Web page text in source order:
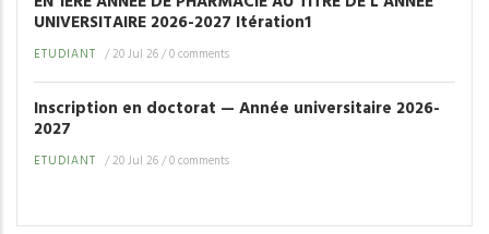
UNIVERSITAIRE 2026-2027 Itération1
ETUDIANT /20 Jul 26/0 comments
Inscription en doctorat — Année universitaire 2026-
2027
ETUDIANT /20 Jul 26/0 comments